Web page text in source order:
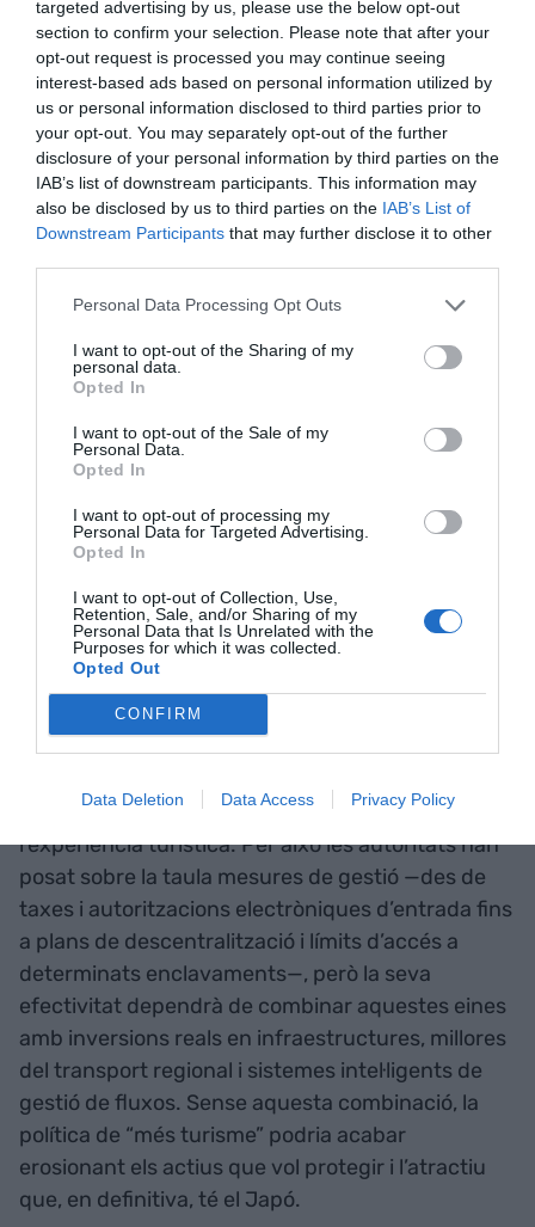
targeted advertising by us, please use the below opt-out
section to confirm your selection. Please note that after your
opt-out request is processed you may continue seeing
interest-based ads based on personal information utilized by
us or personal information disclosed to third parties prior to
your opt-out. You may separately opt-out of the further
disclosure of your personal information by third parties on the
IAB’s list of downstream participants. This information may
also be disclosed by us to third parties on the IAB’s List of
Downstream Participants that may further disclose it to other
Personal Data Processing Opt Outs
I want to opt-out of the Sharing of my
personal data.
Opted In
I want to opt-out of the Sale of my
Personal Data.
Opted In
I want to opt-out of processing my
Personal Data for Targeted Advertising.
Opted In
I want to opt-out of Collection, Use,
Retention, Sale, and/or Sharing of my
Personal Data that Is Unrelated with the
Purposes for which it was collected.
Opted Out
CONFIRM
Data Deletion Data Access Privacy Policy
franja mitjana i econòmica, la més sol·licitada per
turistes— és limitada; una arribada massiva de
visitants faria pujar els preus de manera dràstica i
contribuiria a desplaçaments de demanda cap a
opcions llunyanes o menys accessibles.
Els principals aeroports del país —el de Haneda i
franges horàries. Per incrementar de manera
significativa el volum de visitants calen més vols i
connexions, cosa que requereix ampliar la
operacions nocturnes) i millorar la coordinació
amb les companyies aèries i els aeroports
regionals. Sense aquesta expansió logística,
l’augment de passatge es toparà amb un límit
arribades si no hi ha prou avions ni connexions
per portar-los.
L’impacte, a més, no seria només logístic: la
massificació tendeix a generar rebuig social,
residents i visitants, i posa en risc la qualitat de
l’experiència turística. Per això les autoritats han
posat sobre la taula mesures de gestió —des de
taxes i autoritzacions electròniques d’entrada fins
a plans de descentralització i límits d’accés a
determinats enclavaments—, però la seva
efectivitat dependrà de combinar aquestes eines
amb inversions reals en infraestructures, millores
del transport regional i sistemes intel·ligents de
gestió de fluxos. Sense aquesta combinació, la
política de “més turisme” podria acabar
erosionant els actius que vol protegir i l’atractiu
que, en definitiva, té el Japó.